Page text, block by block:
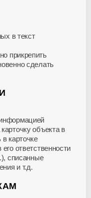
в текст
прикрепить
сделать
объекта в
карточке
ответственности
списанные
и т.д.